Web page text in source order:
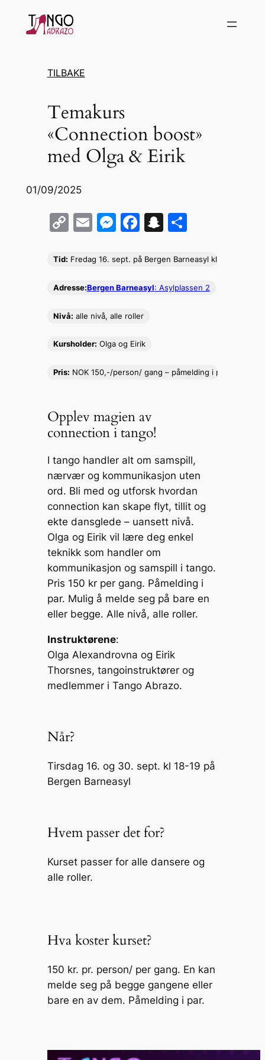
Hopp
TILBAKE
Temakurs
«Connection boost»
med Olga & Eirik
01/09/2025
C
p
Li
n
k
E
ai
M
s
s
e
n
g
er
F
c
b
o
o
S
a
p
c
S
ar
Tid: Fredag 16. sept. på Bergen Barneasyl kl 18-19
Adresse:Bergen Barneasyl: Asylplassen 2
Nivå: alle nivå, alle roller
Kursholder: Olga og Eirik
Pris: NOK 150,-/person/ gang – påmelding i par
Opplev magien av
connection i tango!
I tango handler alt om samspill,
nærvær og kommunikasjon uten
ord. Bli med og utforsk hvordan
connection kan skape flyt, tillit og
ekte dansglede – uansett nivå.
Olga og Eirik vil lære deg enkel
teknikk som handler om
kommunikasjon og samspill i tango.
Pris 150 kr per gang. Påmelding i
par. Mulig å melde seg på bare en
eller begge. Alle nivå, alle roller.
Instruktørene:
Olga Alexandrovna og Eirik
Thorsnes, tangoinstruktører og
medlemmer i Tango Abrazo.
Når?
Tirsdag 16. og 30. sept. kl 18-19 på
Bergen Barneasyl
Hvem passer det for?
Kurset passer for alle dansere og
alle roller.
Hva koster kurset?
150 kr. pr. person/ per gang. En kan
melde seg på begge gangene eller
bare en av dem. Påmelding i par.